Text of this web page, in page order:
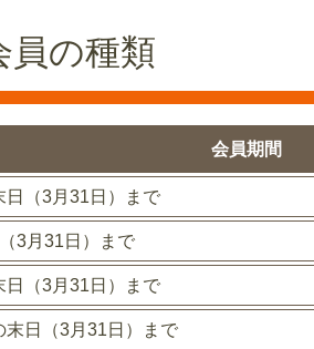
員の種類
会員期間
日（3月31日）まで
3月31日）まで
日（3月31日）まで
末日（3月31日）まで